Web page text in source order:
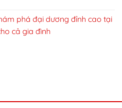
phá đại dương đỉnh cao tại
cả gia đình